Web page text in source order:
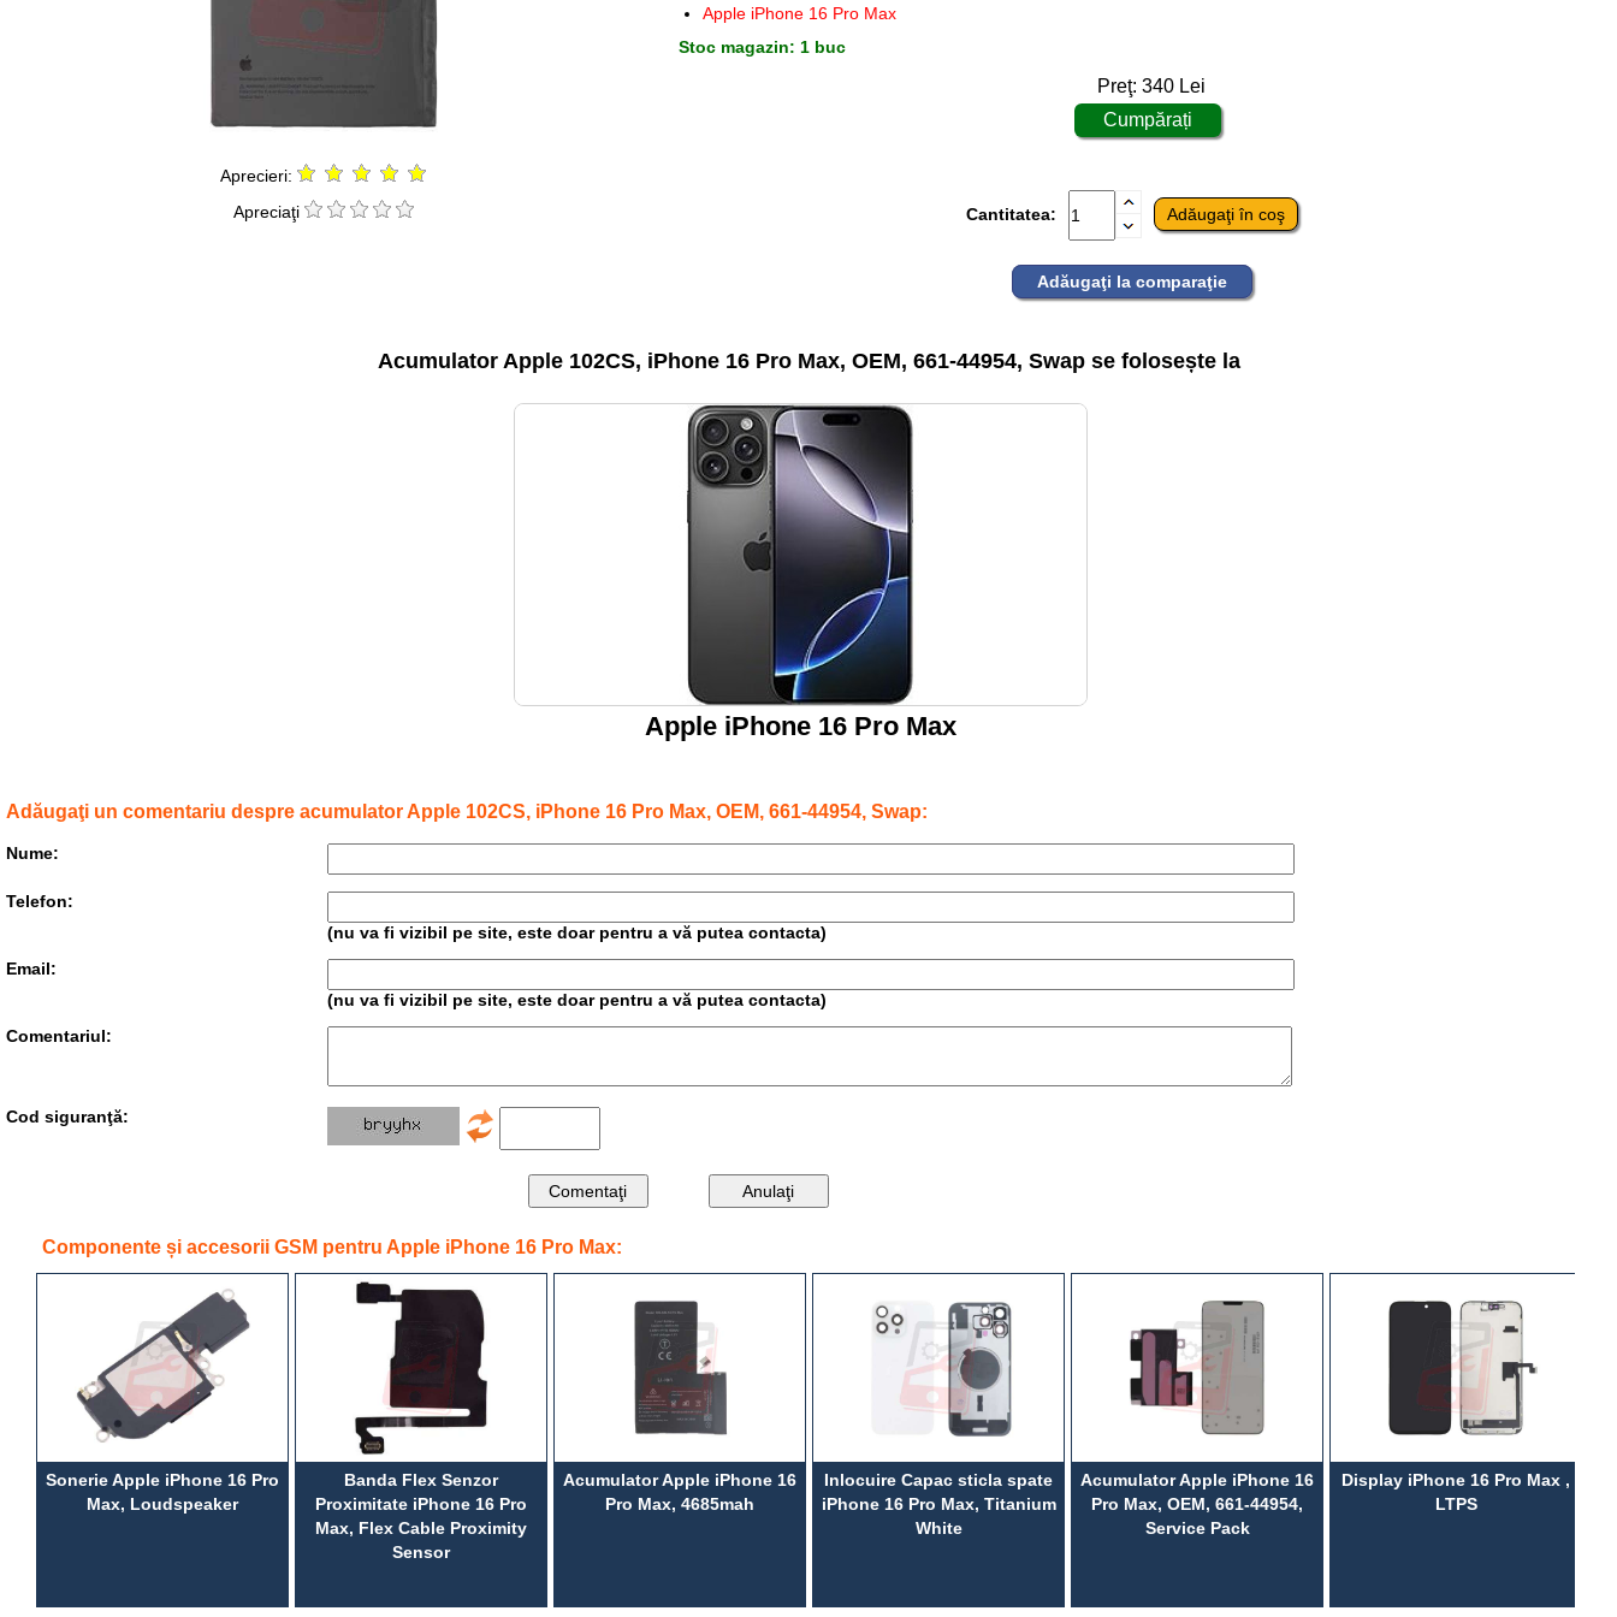
Aprecieri:
Apreciaţi
Apple iPhone 16 Pro Max
Stoc magazin: 1 buc
Preţ: 340Lei
Cantitatea:
Adăugaţi la comparaţie
Acumulator Apple 102CS, iPhone 16 Pro Max, OEM, 661-44954, Swap se folosește la
Apple iPhone 16 Pro Max
Adăugaţi un comentariu despre acumulator Apple 102CS, iPhone 16 Pro Max, OEM, 661-44954, Swap:
Nume:
Telefon:
(nu va fi vizibil pe site, este doar pentru a vă putea contacta)
Email:
(nu va fi vizibil pe site, este doar pentru a vă putea contacta)
Comentariul:
Cod siguranţă:
Componente și accesorii GSM pentru Apple iPhone 16 Pro Max:
Sonerie Apple iPhone 16 Pro
Max, Loudspeaker
Banda Flex Senzor
Proximitate iPhone 16 Pro
Max, Flex Cable Proximity
Sensor
Acumulator Apple iPhone 16
Pro Max, 4685mah
Inlocuire Capac sticla spate
iPhone 16 Pro Max, Titanium
White
Acumulator Apple iPhone 16
Pro Max, OEM, 661-44954,
Service Pack
Display iPhone 16 Pro Max ,
LTPS